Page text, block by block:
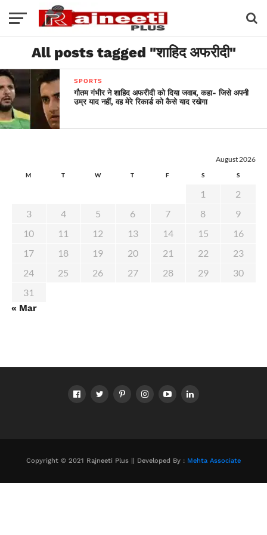
All posts tagged "शाहिद अफरीदी"
SPORTS
गौतम गंभीर ने शाहिद अफरीदी को दिया जवाब, कहा- जिसे अपनी
उम्र याद नहीं, वह मेरे रिकार्ड को कैसे याद रखेगा
August 2026
M T W T F S S
1
2
3
4 5 6 7 8
9
10
11 12 13 14 15
16
17
18 19 20 21 22
23
24
25 26 27 28 29
30
31
« Mar
Copyright © 2021 Rajneeti Plus || Developed By : Mehta Associate